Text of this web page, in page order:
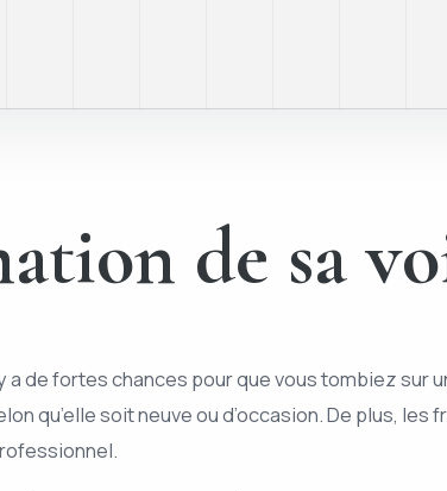
de sa
de fortes chances pour que vous tombiez sur
qu’elle soit neuve ou d’occasion. De plus, les